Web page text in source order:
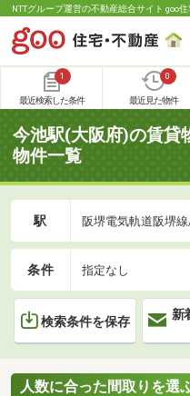
NTTグループ運営の不動産総合サイト goo
1
最近検索した条件
0
最近見た物件
今池駅(大阪府)の賃貸
物件一覧
駅 阪堺電気軌道阪堺
条件 指定なし
検索条件を保存
新
人数に合った間取りを選